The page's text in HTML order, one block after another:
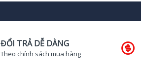
ĐỔI TRẢ DỄ DÀNG
Theo chính sách mua hàng